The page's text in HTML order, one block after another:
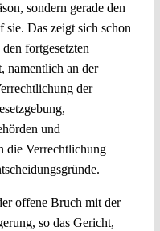
sondern gerade den
Das zeigt sich schon
fortgesetzten
namentlich an der
der
und
die Verrechtlichung
offene Bruch mit der
so das Gericht,